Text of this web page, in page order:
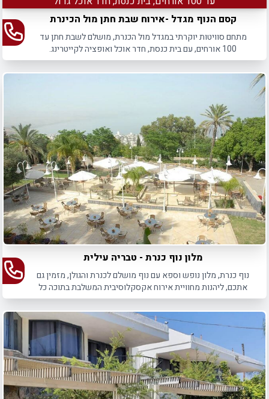
קסם הנוף מגדל -אירוח שבת חתן מול הכינרת
מתחם סוויטות יוקרתי במגדל מול הכנרת, מושלם לשבת חתן עד
100 אורחים, עם בית כנסת, חדר אוכל ואופציה לקייטרינג.
מלון נוף כנרת - טבריה עילית
נוף כנרת, מלון נופש וספא עם נוף מושלם לכנרת והגולן, מזמין גם
אתכם, ליהנות מחוויית אירוח אקסקלוסיבית המשלבת בתוכה כל
מה שצריך לחופשה המושלמת.